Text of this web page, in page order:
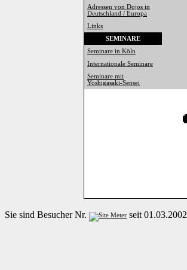
Adressen von Dojos in
Deutschland / Europa
Links
SEMINARE
Seminare in Köln
Internationale Seminare
Seminare mit
Yoshigasaki-Sensei
Sie sind Besucher Nr. seit 01.03.2002